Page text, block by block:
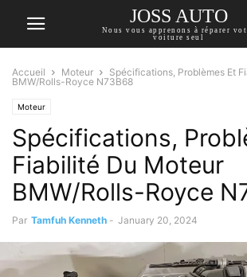
JOSS AUTO
Nous vous apprenons à réparer
voiture seul
Accueil Moteur
Spécifications, Problèmes Et
BMW/Rolls-Royce N73B68
Moteur
Spécifications,
Fiabilité Du Moteur
BMW/Rolls-Royce
Par Tamfuh Kenneth - January 20, 2024